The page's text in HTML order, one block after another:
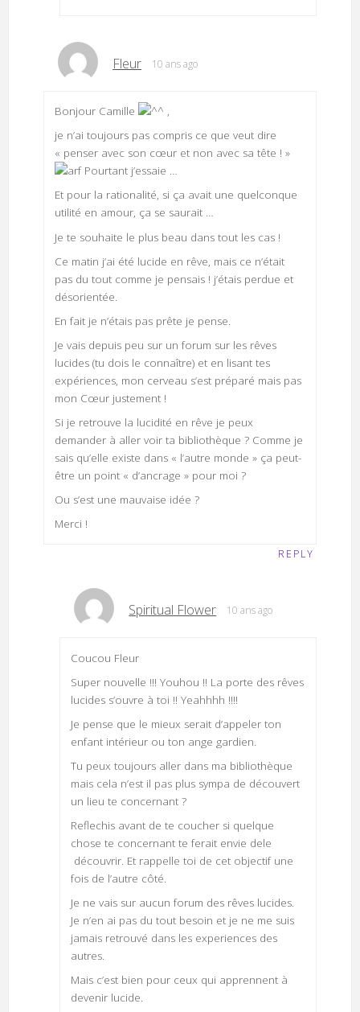
Fleur 10 ans ago
Bonjour Camille
,
je n’ai toujours pas compris ce que veut dire
« penser avec son cœur et non avec sa tête ! »
Pourtant j’essaie …
Et pour la rationalité, si ça avait une quelconque
utilité en amour, ça se saurait …
Je te souhaite le plus beau dans tout les cas !
Ce matin j’ai été lucide en rêve, mais ce n’était
pas du tout comme je pensais ! j’étais perdue et
désorientée.
En fait je n’étais pas prête je pense.
Je vais depuis peu sur un forum sur les rêves
lucides (tu dois le connaître) et en lisant tes
expériences, mon cerveau s’est préparé mais pas
mon Cœur justement !
Si je retrouve la lucidité en rêve je peux
demander à aller voir ta bibliothèque ? Comme je
sais qu’elle existe dans « l’autre monde » ça peut-
être un point « d’ancrage » pour moi ?
Ou s’est une mauvaise idée ?
Merci !
REPLY
Spiritual Flower 10 ans ago
Coucou Fleur
Super nouvelle !!! Youhou !! La porte des rêves
lucides s’ouvre à toi !! Yeahhhh !!!!
Je pense que le mieux serait d’appeler ton
enfant intérieur ou ton ange gardien.
Tu peux toujours aller dans ma bibliothèque
mais cela n’est il pas plus sympa de découvert
un lieu te concernant ?
Reflechis avant de te coucher si quelque
chose te concernant te ferait envie dele
découvrir. Et rappelle toi de cet objectif une
fois de l’autre côté.
Je ne vais sur aucun forum des rêves lucides.
Je n’en ai pas du tout besoin et je ne me suis
jamais retrouvé dans les experiences des
autres.
Mais c’est bien pour ceux qui apprennent à
devenir lucide.